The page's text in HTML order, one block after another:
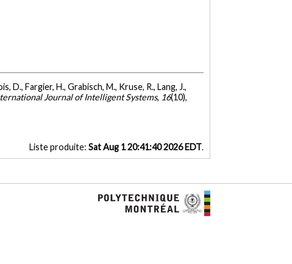
D., Fargier, H., Grabisch, M., Kruse, R., Lang, J.,
Journal of Intelligent Systems, 16(10),
Liste produite: Sat Aug 1 20:41:40 2026 EDT.